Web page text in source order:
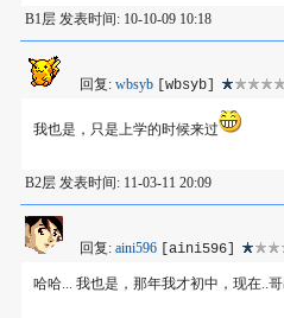
B1层 发表时间: 10-10-09 10:18
回复: wbsyb [wbsyb]
我也是，只是上学的时候来过
B2层 发表时间: 11-03-11 20:09
回复: aini596 [aini596]
哈哈... 我也是，那年我才初中，现在..